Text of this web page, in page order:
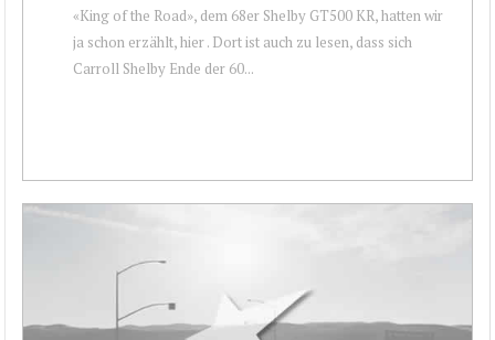
«King of the Road», dem 68er Shelby GT500 KR, hatten wir
ja schon erzählt, hier . Dort ist auch zu lesen, dass sich
Carroll Shelby Ende der 60...